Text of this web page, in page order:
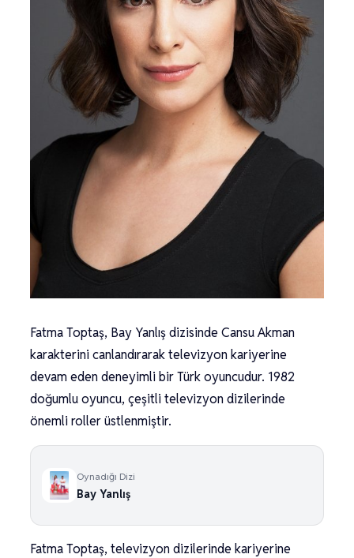
Fatma Toptaş, Bay Yanlış dizisinde Cansu Akman
karakterini canlandırarak televizyon kariyerine
devam eden deneyimli bir Türk oyuncudur. 1982
doğumlu oyuncu, çeşitli televizyon dizilerinde
önemli roller üstlenmiştir.
Oynadığı Dizi
Bay Yanlış
Fatma Toptaş, televizyon dizilerinde kariyerine